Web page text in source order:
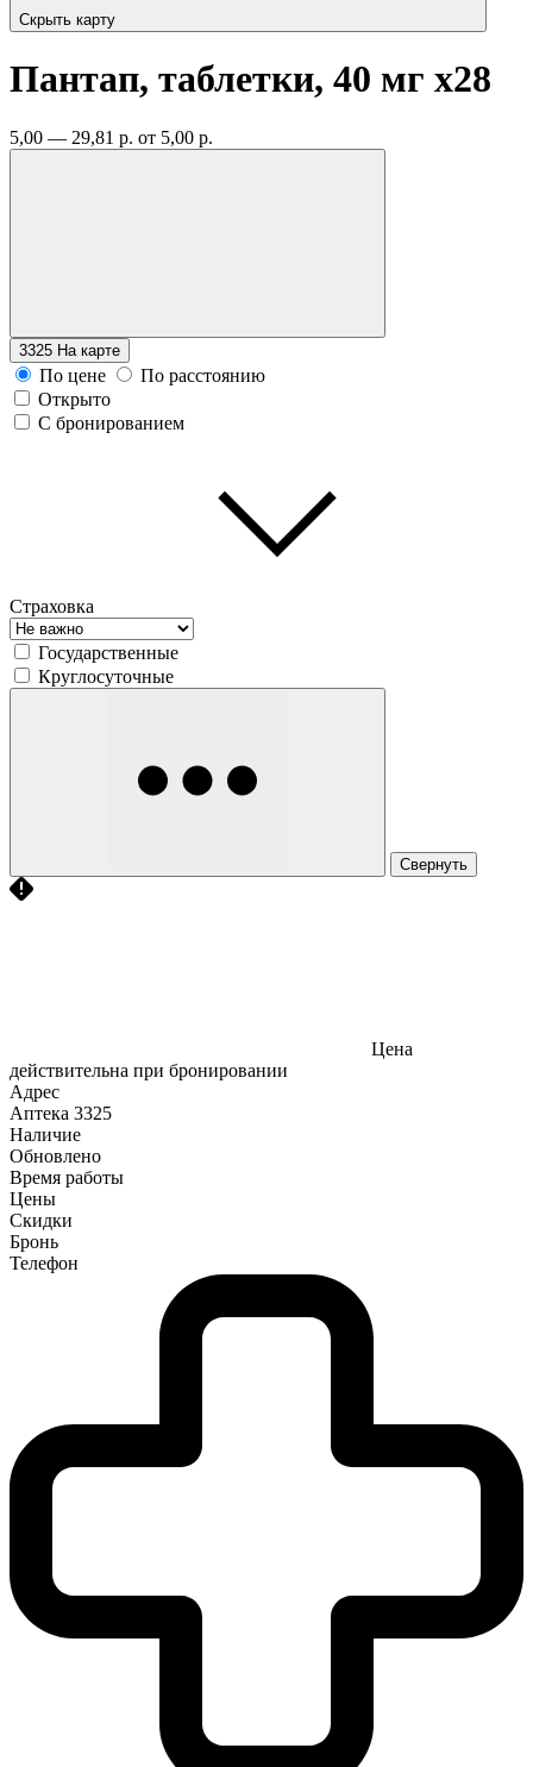
Скрыть карту
Пантап, таблетки, 40 мг x28
5,00 — 29,81 р. от 5,00 р.
3325 На карте
По цене
По расстоянию
Открыто
С бронированием
Страховка
Государственные
Круглосуточные
Свернуть
Цена
действительна при бронировании
Адрес
Аптека 3325
Наличие
Обновлено
Время работы
Цены
Скидки
Бронь
Телефон